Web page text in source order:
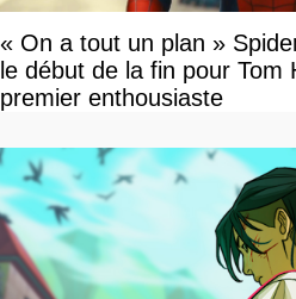
« On a tout un plan »
le début de la fin pour Tom
premier enthousiaste